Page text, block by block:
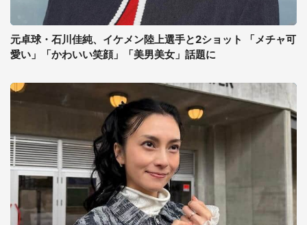
元卓球・石川佳純、イケメン陸上選手と2ショット 「メチャ可
愛い」「かわいい笑顔」「美男美女」話題に